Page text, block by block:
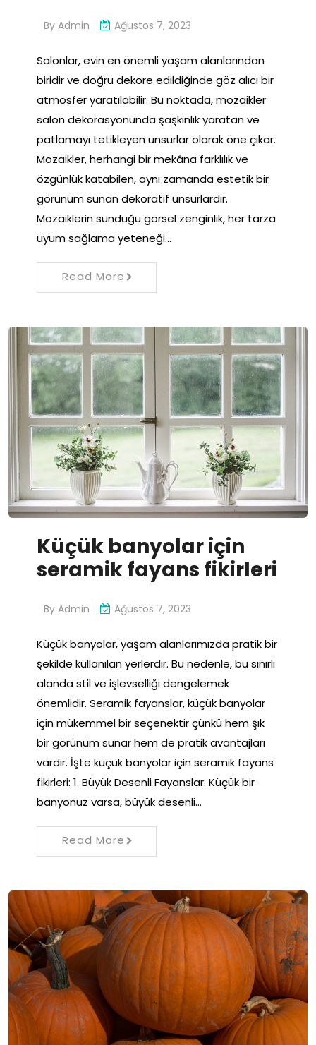
By Admin Ağustos 7, 2023
Salonlar, evin en önemli yaşam alanlarından
biridir ve doğru dekore edildiğinde göz alıcı bir
atmosfer yaratılabilir. Bu noktada, mozaikler
salon dekorasyonunda şaşkınlık yaratan ve
patlamayı tetikleyen unsurlar olarak öne çıkar.
Mozaikler, herhangi bir mekâna farklılık ve
özgünlük katabilen, aynı zamanda estetik bir
görünüm sunan dekoratif unsurlardır.
Mozaiklerin sunduğu görsel zenginlik, her tarza
uyum sağlama yeteneği…
Read More
Küçük banyolar için
seramik fayans fikirleri
By Admin Ağustos 7, 2023
Küçük banyolar, yaşam alanlarımızda pratik bir
şekilde kullanılan yerlerdir. Bu nedenle, bu sınırlı
alanda stil ve işlevselliği dengelemek
önemlidir. Seramik fayanslar, küçük banyolar
için mükemmel bir seçenektir çünkü hem şık
bir görünüm sunar hem de pratik avantajları
vardır. İşte küçük banyolar için seramik fayans
fikirleri: 1. Büyük Desenli Fayanslar: Küçük bir
banyonuz varsa, büyük desenli…
Read More